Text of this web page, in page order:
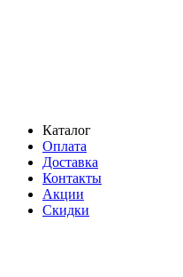
Каталог
Оплата
Доставка
Контакты
Акции
Скидки